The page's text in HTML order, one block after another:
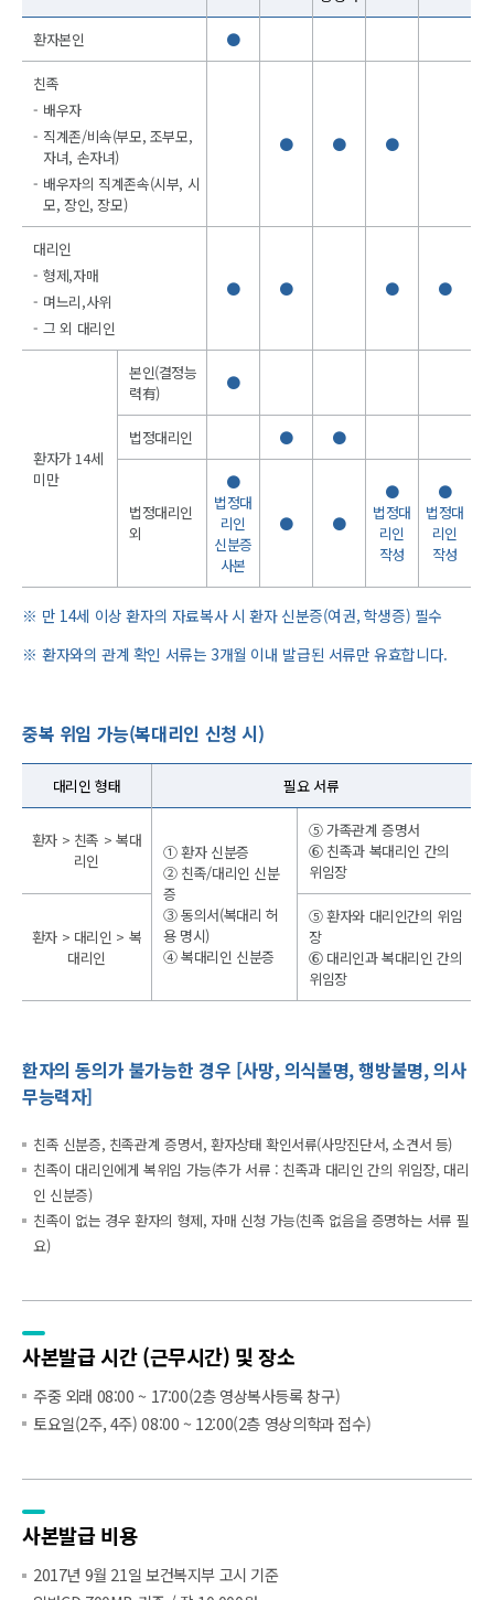
환자본인 ●
친족
배우자
직계존/비속(부모, 조부모,
자녀, 손자녀)
배우자의 직계존속(시부, 시
모, 장인, 장모)
● ● ●
대리인
형제,자매
며느리,사위
그 외 대리인
● ● ● ●
환자가 14세
미만
본인(결정능
력有)
●
법정대리인 ● ●
법정대리인
외
●
법정대
리인
신분증
사본
● ●
●
법정대
리인
작성
●
법정대
리인
작성
만 14세 이상 환자의 자료복사 시 환자 신분증(여권, 학생증) 필수
환자와의 관계 확인 서류는 3개월 이내 발급된 서류만 유효합니다.
중복 위임 가능(복대리인 신청 시)
대리인 형태 필요 서류
환자 > 친족 > 복대
리인
① 환자 신분증
② 친족/대리인 신분
증
③ 동의서(복대리 허
용 명시)
④ 복대리인 신분증
⑤ 가족관계 증명서
⑥ 친족과 복대리인 간의
위임장
환자 > 대리인 > 복
대리인
⑤ 환자와 대리인간의 위임
장
⑥ 대리인과 복대리인 간의
위임장
환자의 동의가 불가능한 경우 [사망, 의식불명, 행방불명, 의사
무능력자]
친족 신분증, 친족관계 증명서, 환자상태 확인서류(사망진단서, 소견서 등)
친족이 대리인에게 복위임 가능(추가 서류 : 친족과 대리인 간의 위임장, 대리
인 신분증)
친족이 없는 경우 환자의 형제, 자매 신청 가능(친족 없음을 증명하는 서류 필
요)
사본발급 시간(근무시간) 및 장소
주중 외래 08:00 ~ 17:00(2층 영상복사등록 창구)
토요일(2주, 4주) 08:00 ~ 12:00(2층 영상의학과 접수)
사본발급 비용
2017년 9월 21일 보건복지부 고시 기준